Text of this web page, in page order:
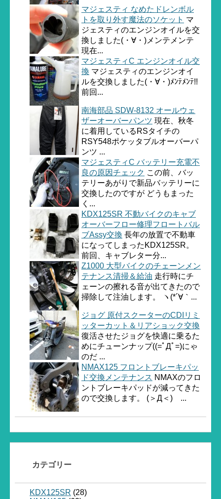
マジェスティ なめたドレンボル
トを取り外す魔法のソケット マ
ジェスティのエンジンオイルを交
換しました(・∀・)メンテメンテ
現在...
マジェスティC エンジンオイル交
換 マジェスティのエンジンオイ
ルを交換しました(・∀・)ﾒﾝﾃﾒﾝﾃ!!
前回...
南海部品 SDW-8132 オールウェ
ザーオーバーパンツ 現在、秋冬
に着用しているRSタイチの
RSY548ポケッタブルオーバーパ
ンツ ...
マジェスティC バッテリー充電不
良の原因チェック この前、バッ
テリーあがりで新品バッテリーに
交換したのですが どうもまった
く...
KDX125SR 不動バイクのキャブ
オーバーフロー修理フロートバル
ブAssy交換 長年の放置で不動車
になってしまったKDX125SR。
前回、キャブレター分...
Z1000 大型バイクのチェーンメン
テナンス清掃＆給油 走行時にチ
ェーンの擦れる音が出てきたので
掃除して注油します。 ヽ(*´∀｀...
ジョグ 原付スクーターのCDIリミ
ッターカット＆リアショック交換
復活させたジョグを快適に乗るた
めにチューンナップ((=ﾟДﾟ=)にゃ
のだ ...
NMAX125 フロントブレーキパッ
ド交換メンテナンス NMAXのフロ
ントブレーキパッドが減ってきた
ので交換します。 (＞Д＜)ゝ...
カテゴリー
KDX125SR (28)